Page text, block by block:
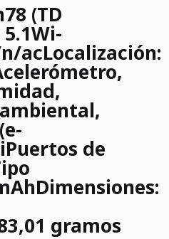
(TD
5.1Wi-
acLocalización:
Puertos de
Dimensiones:
gramos